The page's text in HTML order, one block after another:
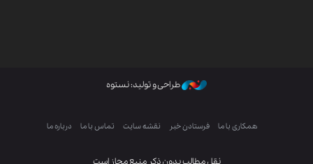
نقل مطالب بدون ذکر منبع مجاز است
طراحی و تولید: نستوه
همکاری با ما فرستادن خبر نقشه سایت تماس با ما درباره ما